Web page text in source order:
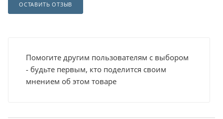
ОСТАВИТЬ ОТЗЫВ
Помогите другим пользователям с выбором
- будьте первым, кто поделится своим
мнением об этом товаре